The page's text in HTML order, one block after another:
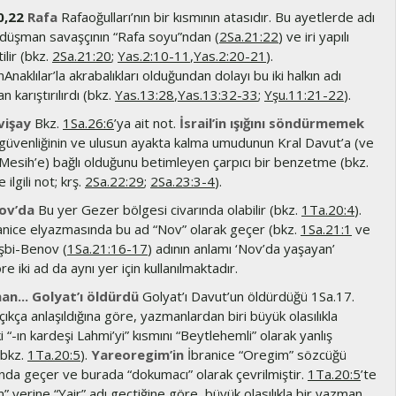
Rafa Rafaoğulları’nın bir kısmının atasıdır. Bu ayetlerde adı
savaşçının “Rafa soyu”ndan (2Sa.21:22) ve iri yapılı
(bkz. 2Sa.21:20; Yas.2:10-11 ,Yas.2:20-21 ).
akrabalıkları olduğundan dolayı bu iki halkın adı
karıştırılırdı (bkz. Yas.13:28,Yas.13:32-33; Yşu.11:21-22).
Bkz. 1Sa.26:6’ya ait not. İsrail’in ışığını söndürmemek
ve ulusun ayakta kalma umudunun Kral Davut’a (ve
bağlı olduğunu betimleyen çarpıcı bir benzetme (bkz.
ilgili not; krş. 2Sa.22:29; 2Sa.23:3-4).
Bu yer Gezer bölgesi civarında olabilir (bkz. 1Ta.20:4).
elyazmasında bu ad “Nov” olarak geçer (bkz. 1Sa.21:1 ve
Benov (1Sa.21:16-17) adının anlamı ‘Nov’da yaşayan’
iki ad da aynı yer için kullanılmaktadır.
Golyat’ı öldürdüGolyat’ı Davut’un öldürdüğü 1Sa.17.
anlaşıldığına göre, yazmanlardan biri büyük olasılıkla
ın kardeşi Lahmi’yi” kısmını “Beytlehemli” olarak yanlış
1Ta.20:5). Yareoregim’in İbranice “Oregim” sözcüğü
geçer ve burada “dokumacı” olarak çevrilmiştir. 1Ta.20:5’te